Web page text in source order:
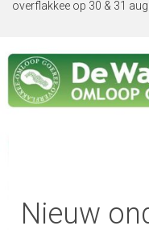
overflakkee op 30 & 31
Nieuw